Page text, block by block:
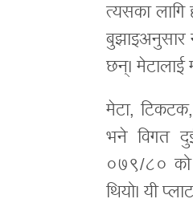
त्यसका लागि
बुझाइअनुसार
छन्। मेटालाई
मेटा,
भने विगत
०७९/८० को
थियो। यी